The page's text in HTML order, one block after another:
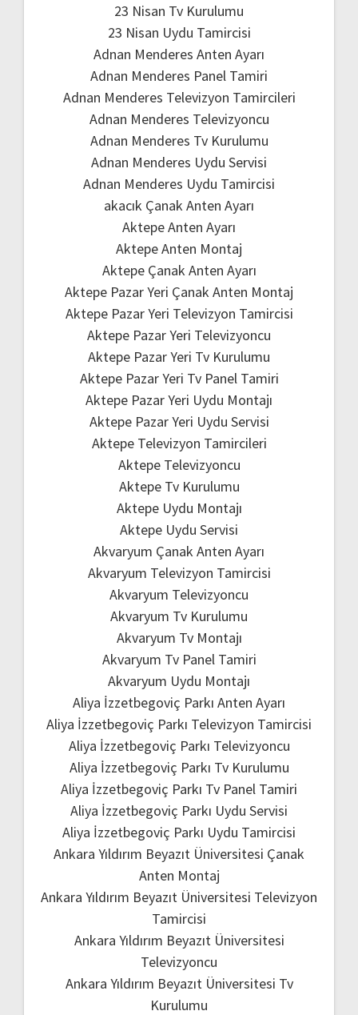
23 Nisan Tv Kurulumu
23 Nisan Uydu Tamircisi
Adnan Menderes Anten Ayarı
Adnan Menderes Panel Tamiri
Adnan Menderes Televizyon Tamircileri
Adnan Menderes Televizyoncu
Adnan Menderes Tv Kurulumu
Adnan Menderes Uydu Servisi
Adnan Menderes Uydu Tamircisi
akacık Çanak Anten Ayarı
Aktepe Anten Ayarı
Aktepe Anten Montaj
Aktepe Çanak Anten Ayarı
Aktepe Pazar Yeri Çanak Anten Montaj
Aktepe Pazar Yeri Televizyon Tamircisi
Aktepe Pazar Yeri Televizyoncu
Aktepe Pazar Yeri Tv Kurulumu
Aktepe Pazar Yeri Tv Panel Tamiri
Aktepe Pazar Yeri Uydu Montajı
Aktepe Pazar Yeri Uydu Servisi
Aktepe Televizyon Tamircileri
Aktepe Televizyoncu
Aktepe Tv Kurulumu
Aktepe Uydu Montajı
Aktepe Uydu Servisi
Akvaryum Çanak Anten Ayarı
Akvaryum Televizyon Tamircisi
Akvaryum Televizyoncu
Akvaryum Tv Kurulumu
Akvaryum Tv Montajı
Akvaryum Tv Panel Tamiri
Akvaryum Uydu Montajı
Aliya İzzetbegoviç Parkı Anten Ayarı
Aliya İzzetbegoviç Parkı Televizyon Tamircisi
Aliya İzzetbegoviç Parkı Televizyoncu
Aliya İzzetbegoviç Parkı Tv Kurulumu
Aliya İzzetbegoviç Parkı Tv Panel Tamiri
Aliya İzzetbegoviç Parkı Uydu Servisi
Aliya İzzetbegoviç Parkı Uydu Tamircisi
Ankara Yıldırım Beyazıt Üniversitesi Çanak
Anten Montaj
Ankara Yıldırım Beyazıt Üniversitesi Televizyon
Tamircisi
Ankara Yıldırım Beyazıt Üniversitesi
Televizyoncu
Ankara Yıldırım Beyazıt Üniversitesi Tv
Kurulumu